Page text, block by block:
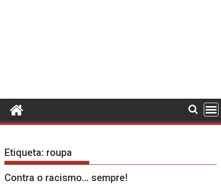
Etiqueta: roupa
Contra o racismo… sempre!